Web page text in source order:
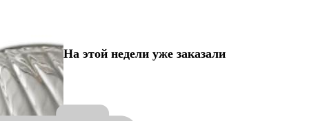
На этой недели уже заказали